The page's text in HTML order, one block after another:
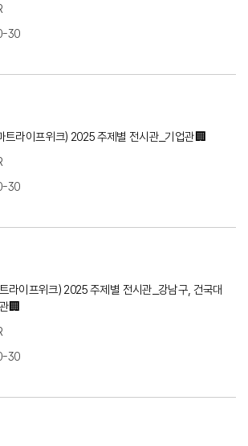
30
트라이프위크) 2025 주제별 전시관_기업관🏢
30
라이프위크) 2025 주제별 전시관_강남구, 건국대
🏢
30